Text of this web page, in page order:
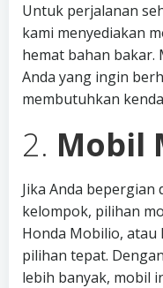
Untuk perjalanan
kami menyediakan
hemat bahan
Anda yang ingin
membutuhkan
2. Mobil
Jika Anda
kelompok, pilihan
Honda Mobilio, atau
pilihan tepat.
lebih banyak, mobil